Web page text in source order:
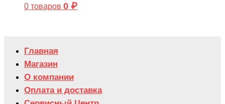
0 товаров 0 ₽
Главная
Магазин
О компании
Оплата и доставка